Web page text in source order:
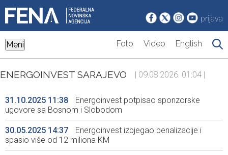
prijava
Meni Foto Video English
ENERGOINVEST SARAJEVO | 09.08.2026. 01:04 |
31.10.2025 11:38
Energoinvest potpisao sponzorske
ugovore sa Bosnom i Slobodom
30.05.2025 14:37
Energoinvest izbjegao penalizacije i
spasio više od 12 miliona KM